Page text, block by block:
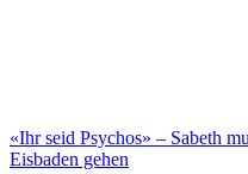
«Ihr seid Psychos» – Sabeth
Eisbaden gehen